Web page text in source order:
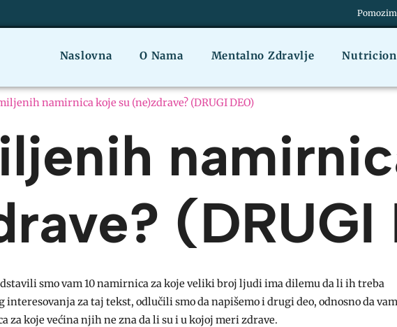
Naslovna O Nama Mentalno Zdravlje
namirnica koje su (ne)zdrave? (DRUGI DEO)
(DRUGI
smo vam 10 namirnica za koje veliki broj ljudi ima dilemu da li ih treba
za taj tekst, odlučili smo da napišemo i drugi deo, odnosno da vam
za koje većina njih ne zna da li su i u kojoj meri zdrave.